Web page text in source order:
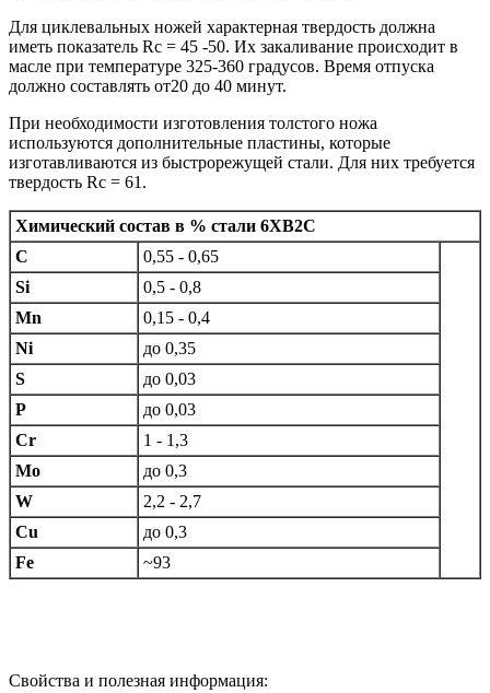
Для циклевальных ножей характерная твердость должна
иметь показатель Rc = 45 -50. Их закаливание происходит в
масле при температуре 325-360 градусов. Время отпуска
должно составлять от20 до 40 минут.
При необходимости изготовления толстого ножа
используются дополнительные пластины, которые
изготавливаются из быстрорежущей стали. Для них требуется
твердость Rc = 61.
Химический состав в % стали 6ХВ2С
C
0,55 - 0,65
Si
0,5 - 0,8
Mn
0,15 - 0,4
Ni
до 0,35
S
до 0,03
P
до 0,03
Cr
1 - 1,3
Mo
до 0,3
W
2,2 - 2,7
Cu
до 0,3
Fe
~93
Свойства и полезная информация: